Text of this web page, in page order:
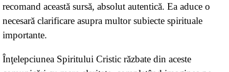
recomand această sursă, absolut autentică. Ea aduce o
necesară clarificare asupra multor subiecte spirituale
importante.
Înţelepciunea Spiritului Cristic răzbate din aceste